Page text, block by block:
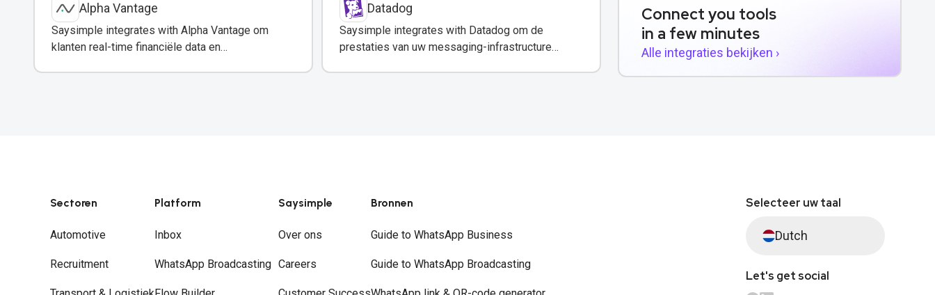
Alpha Vantage
Saysimple integrates with Alpha Vantage om
klanten real-time financiële data en
Datadog
Saysimple integrates with Datadog om de
prestaties van uw messaging-infrastructure
Connect you tools
in a few minutes
Alle integraties bekijken ›
Sectoren
Automotive
Recruitment
Platform
Inbox
WhatsApp Broadcasting
Saysimple
Over ons
Careers
Bronnen
Guide to WhatsApp Business
Guide to WhatsApp Broadcasting
Selecteer uw taal
Dutch
Let's get social